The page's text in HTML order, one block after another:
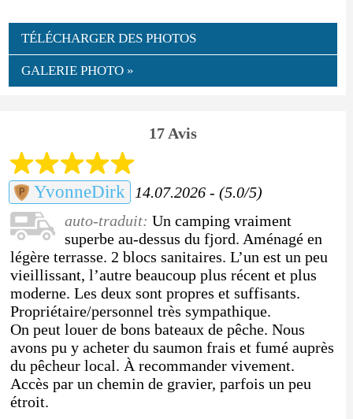
TÉLÉCHARGER DES PHOTOS
GALERIE PHOTO »
17 Avis
YvonneDirk
14.07.2026 - (5.0/5)
auto-traduit: Un camping vraiment
superbe au-dessus du fjord. Aménagé en
légère terrasse. 2 blocs sanitaires. L’un est un peu
vieillissant, l’autre beaucoup plus récent et plus
moderne. Les deux sont propres et suffisants.
Propriétaire/personnel très sympathique.
On peut louer de bons bateaux de pêche. Nous
avons pu y acheter du saumon frais et fumé auprès
du pêcheur local. À recommander vivement.
Accès par un chemin de gravier, parfois un peu
étroit.